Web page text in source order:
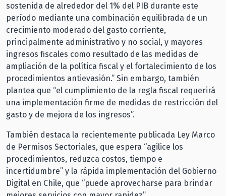
sostenida de alrededor del 1% del PIB durante este
período mediante una combinación equilibrada de un
crecimiento moderado del gasto corriente,
principalmente administrativo y no social, y mayores
ingresos fiscales como resultado de las medidas de
ampliación de la política fiscal y el fortalecimiento de los
procedimientos antievasión.” Sin embargo, también
plantea que “el cumplimiento de la regla fiscal requerirá
una implementación firme de medidas de restricción del
gasto y de mejora de los ingresos”.
También destaca la recientemente publicada Ley Marco
de Permisos Sectoriales, que espera “agilice los
procedimientos, reduzca costos, tiempo e
incertidumbre” y la rápida implementación del Gobierno
Digital en Chile, que “puede aprovecharse para brindar